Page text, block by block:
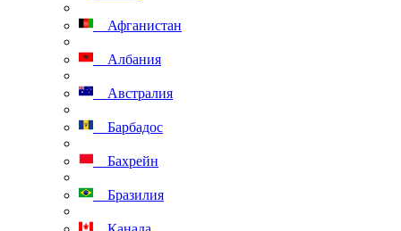
Афганистан
Албания
Австралия
Барбадос
Бахрейн
Бразилия